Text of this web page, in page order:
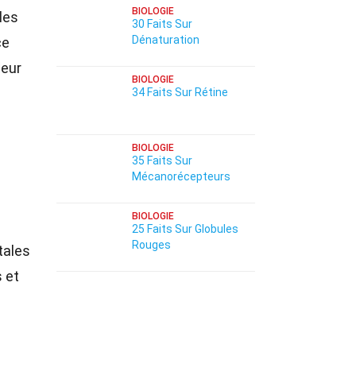
et
BIOLOGIE
30 Faits Sur
Dénaturation
BIOLOGIE
34 Faits Sur Rétine
BIOLOGIE
35 Faits Sur
Mécanorécepteurs
BIOLOGIE
25 Faits Sur Globules
Rouges